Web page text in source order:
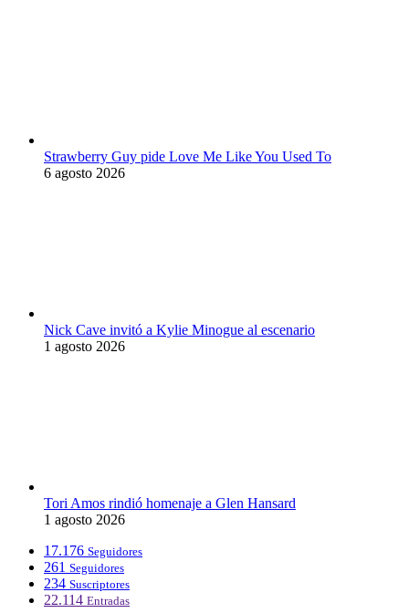
Strawberry Guy pide Love Me Like You Used To
6 agosto 2026
Nick Cave invitó a Kylie Minogue al escenario
1 agosto 2026
Tori Amos rindió homenaje a Glen Hansard
1 agosto 2026
17.176 Seguidores
261 Seguidores
234 Suscriptores
22.114 Entradas